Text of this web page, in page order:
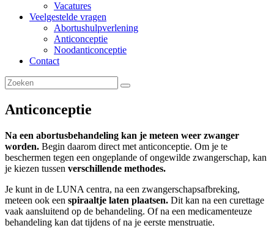
Vacatures
Veelgestelde vragen
Abortushulpverlening
Anticonceptie
Noodanticonceptie
Contact
Anticonceptie
Na een abortusbehandeling kan je meteen weer zwanger
worden. Begin daarom direct met anticonceptie. Om je te
beschermen tegen een ongeplande of ongewilde zwangerschap, kan
je kiezen tussen verschillende methodes.
Je kunt in de LUNA centra, na een zwangerschapsafbreking,
meteen ook een spiraaltje laten plaatsen. Dit kan na een curettage
vaak aansluitend op de behandeling. Of na een medicamenteuze
behandeling kan dat tijdens of na je eerste menstruatie.